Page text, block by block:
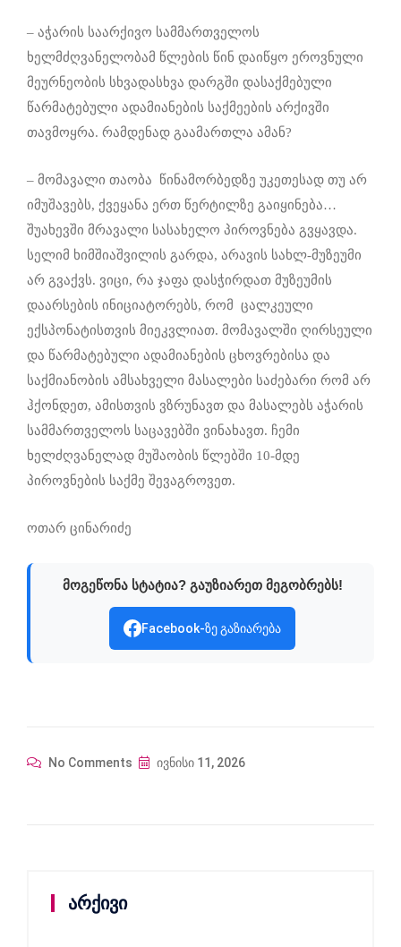
– აჭარის საარქივო სამმართველოს
ხელმძღვანელობამ წლების წინ დაიწყო ეროვნული
მეურნეობის სხვადასხვა დარგში დასაქმებული
წარმატებული ადამიანების საქმეების არქივში
თავმოყრა. რამდენად გაამართლა ამან?
– მომავალი თაობა წინამორბედზე უკეთესად თუ არ
იმუშავებს, ქვეყანა ერთ წერტილზე გაიყინება…
შუახევში მრავალი სასახელო პიროვნება გვყავდა.
სელიმ ხიმშიაშვილის გარდა, არავის სახლ-მუზეუმი
არ გვაქვს. ვიცი, რა ჯაფა დასჭირდათ მუზეუმის
დაარსების ინიციატორებს, რომ ცალკეული
ექსპონატისთვის მიეკვლიათ. მომავალში ღირსეული
და წარმატებული ადამიანების ცხოვრებისა და
საქმიანობის ამსახველი მასალები საძებარი რომ არ
ჰქონდეთ, ამისთვის ვზრუნავთ და მასალებს აჭარის
სამმართველოს საცავებში ვინახავთ. ჩემი
ხელძღვანელად მუშაობის წლებში 10-მდე
პიროვნების საქმე შევაგროვეთ.
ოთარ ცინარიძე
მოგეწონა სტატია? გაუზიარეთ მეგობრებს!
Facebook-ზე გაზიარება
No Comments ივნისი 11, 2026
არქივი